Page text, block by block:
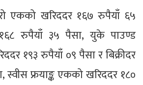
एकको खरिददर १६७ रुपैयाँ ६५
रुपैयाँ ३५ पैसा, युके पाउण्ड
१९३ रुपैयाँ ०९ पैसा र बिक्रीदर
स्वीस फ्रयाङ्क एकको खरिददर १८०